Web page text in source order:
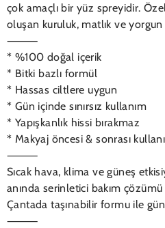
çok amaçlı bir yüz spreyidir.
oluşan kuruluk, matlık ve
⸻
* %100 doğal içerik
* Bitki bazlı formül
* Hassas ciltlere uygun
* Gün içinde sınırsız kullanım
* Yapışkanlık hissi bırakmaz
* Makyaj öncesi & sonrası
⸻
Sıcak hava, klima ve güneş
anında serinletici bakım
Çantada taşınabilir formu ile
⸻